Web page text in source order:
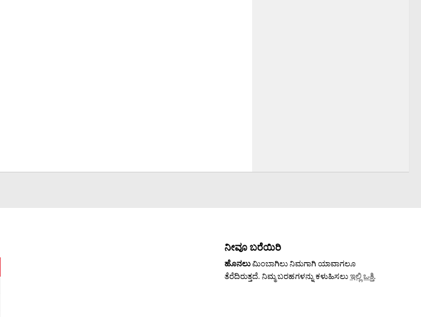
ನೀವೂ ಬರೆಯಿರಿ
ಹೊನಲುಮಿಂಬಾಗಿಲು ನಿಮಗಾಗಿ ಯಾವಾಗಲೂ
ತೆರೆದಿರುತ್ತದೆ. ನಿಮ್ಮ ಬರಹಗಳನ್ನು ಕಳುಹಿಸಲುಇಲ್ಲಿ ಒತ್ತಿ.